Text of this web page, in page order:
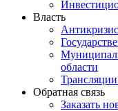
Власть
области
Трансляции
Обратная связь
Заказать